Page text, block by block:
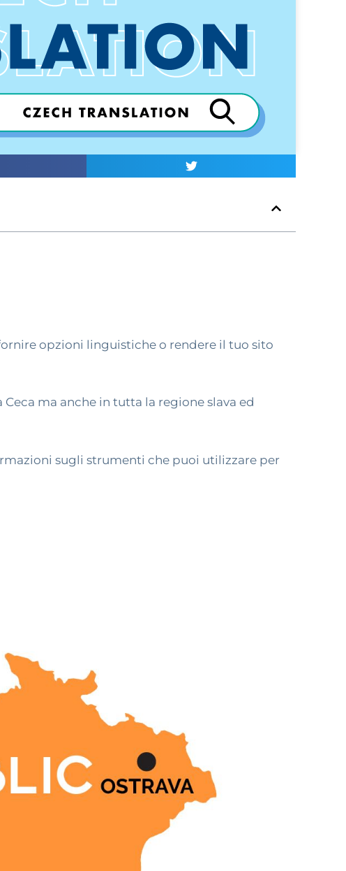
opzioni linguistiche o rendere il tuo sito
ma anche in tutta la regione slava ed
sugli strumenti che puoi utilizzare per